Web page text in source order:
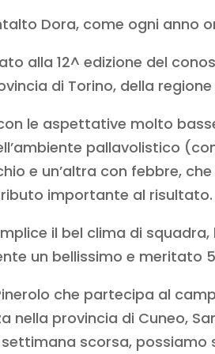
Dora, come ogni anno
alla 12^ edizione del
di Torino, della
le aspettative molto
pallavolistico
e un’altra con febbre,
importante al risultato.
il bel clima di squadra,
un bellissimo e meritato
che partecipa al
nella provincia di Cuneo,
scorsa,